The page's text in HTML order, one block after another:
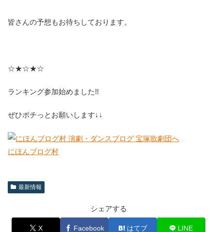
皆さんの予想もお待ちしております。
☆★☆★☆
ランキング参加始めました!!
ぜひポチっとお願いします↓↓
にほんブログ村
最新情報
シェアする
X Facebook はてブ LINE